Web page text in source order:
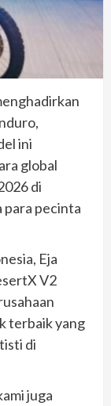
ini
global
di
para pecinta
Eja
V2
terbaik yang
di
juga